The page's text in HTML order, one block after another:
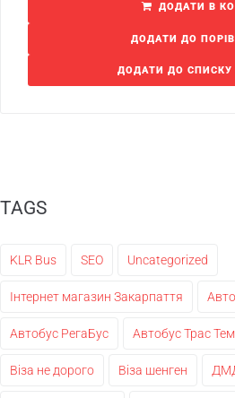
ДОДАТИ В
ДОДАТИ ДО
ДОДАТИ ДО
TAGS
KLR Bus SEO Uncategorized
Інтернет магазин Закарпаття
Автобус РегаБус Автобус Трас
Віза не дорого Віза шенген